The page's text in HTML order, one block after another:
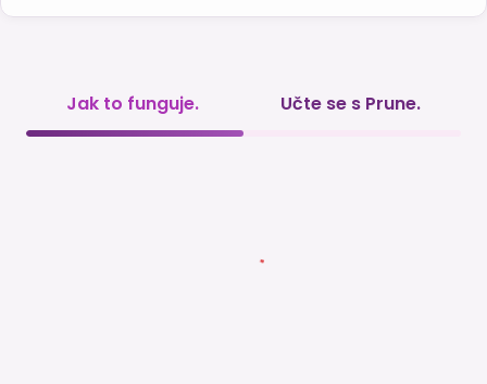
Jak to funguje. Učte se s Prune.